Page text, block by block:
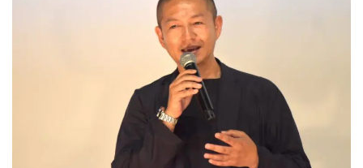
います」とコメント。真木は「題材からしていろいろ
な国で受け入れられる映画だと思っているので、大勢
の方々に観ていただきたいです」と述べました。藤は
「近浦監督は世界に自分の作品を広げて素晴らしいチ
ャンスを掴んでいく。そんな素晴らしい時代に現役で
仕事をさせていただくのは本当に素晴らしいことで
す。皆さん、この映画を広めてください」とアピール